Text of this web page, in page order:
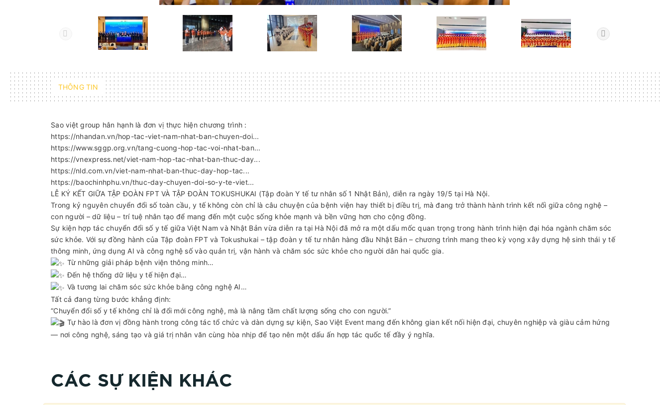
THÔNG TIN
Sao việt group hân hạnh là đơn vị thực hiện chương trình :
https://nhandan.vn/hop-tac-viet-nam-nhat-ban-chuyen-doi...
https://www.sggp.org.vn/tang-cuong-hop-tac-voi-nhat-ban...
https://vnexpress.net/viet-nam-hop-tac-nhat-ban-thuc-day...
https://nld.com.vn/viet-nam-nhat-ban-thuc-day-hop-tac...
https://baochinhphu.vn/thuc-day-chuyen-doi-so-y-te-viet...
LỄ KÝ KẾT GIỮA TẬP ĐOÀN FPT VÀ TẬP ĐOÀN TOKUSHUKAI (Tập đoàn Y tế tư nhân số 1 Nhật Bản), diễn ra ngày 19/5 tại Hà Nội.
Trong kỷ nguyên chuyển đổi số toàn cầu, y tế không còn chỉ là câu chuyện của bệnh viện hay thiết bị điều trị, mà đang trở thành hành trình kết nối giữa công nghệ –
con người – dữ liệu – trí tuệ nhân tạo để mang đến một cuộc sống khỏe mạnh và bền vững hơn cho cộng đồng.
Sự kiện hợp tác chuyển đổi số y tế giữa Việt Nam và Nhật Bản vừa diễn ra tại Hà Nội đã mở ra một dấu mốc quan trọng trong hành trình hiện đại hóa ngành chăm sóc
sức khỏe. Với sự đồng hành của Tập đoàn FPT và Tokushukai – tập đoàn y tế tư nhân hàng đầu Nhật Bản – chương trình mang theo kỳ vọng xây dựng hệ sinh thái y tế
thông minh, ứng dụng AI và công nghệ số vào quản trị, vận hành và chăm sóc sức khỏe cho người dân hai quốc gia.
Từ những giải pháp bệnh viện thông minh…
Đến hệ thống dữ liệu y tế hiện đại…
Và tương lai chăm sóc sức khỏe bằng công nghệ AI…
Tất cả đang từng bước khẳng định:
“Chuyển đổi số y tế không chỉ là đổi mới công nghệ, mà là nâng tầm chất lượng sống cho con người.”
Tự hào là đơn vị đồng hành trong công tác tổ chức và dàn dựng sự kiện, Sao Việt Event mang đến không gian kết nối hiện đại, chuyên nghiệp và giàu cảm hứng
— nơi công nghệ, sáng tạo và giá trị nhân văn cùng hòa nhịp để tạo nên một dấu ấn hợp tác quốc tế đầy ý nghĩa.
CÁC SỰ KIỆN KHÁC